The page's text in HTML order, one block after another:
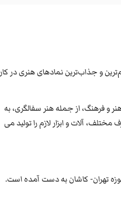
و جذاب‌ترین نمادهای هنری در کار
و فرهنگ، از جمله هنر سفالگری، به
آلات و ابزار لازم را تولید می
تهران- کاشان به دست آمده است.